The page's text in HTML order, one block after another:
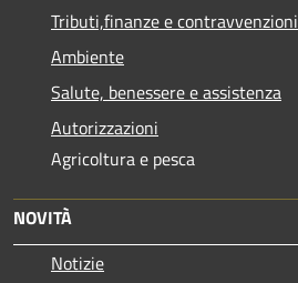
Tributi,finanze e contravvenzioni
Ambiente
Salute, benessere e assistenza
Autorizzazioni
Agricoltura e pesca
NOVITÀ
Notizie